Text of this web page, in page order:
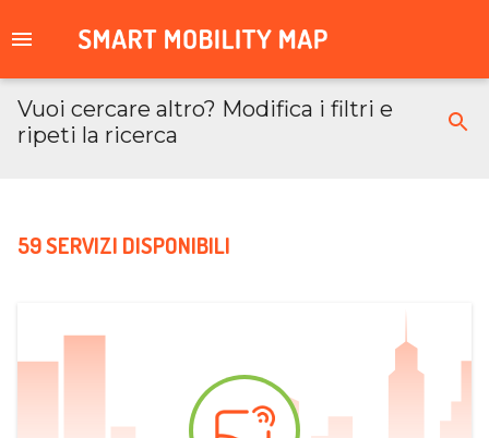
Vuoi cercare altro? Modifica i filtri e
ripeti la ricerca
59 SERVIZI DISPONIBILI